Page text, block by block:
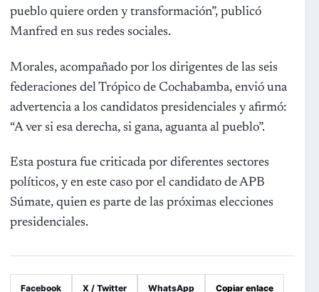
pueblo quiere orden y transformación”, publicó
Manfred en sus redes sociales.
Morales, acompañado por los dirigentes de las seis
federaciones del Trópico de Cochabamba, envió una
advertencia a los candidatos presidenciales y afirmó:
“A ver si esa derecha, si gana, aguanta al pueblo”.
Esta postura fue criticada por diferentes sectores
políticos, y en este caso por el candidato de APB
Súmate, quien es parte de las próximas elecciones
presidenciales.
Facebook X / Twitter WhatsApp Copiar enlace